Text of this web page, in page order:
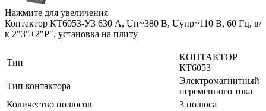
Нажмите для увеличения
Контактор КТ6053-У3 630 А, Uн~380 В, Uупр~110 В, 60 Гц, в/
к 2"З"+2"Р", установка на плиту
Тип
КОНТАКТОР
КТ6053
Тип контактора
Электромагнитный
переменного тока
Количество полюсов
3 полюса